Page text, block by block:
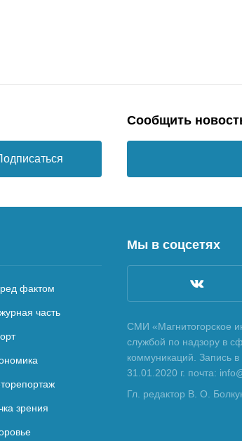
Сообщить
фактом
часть
зрения
Мы в соцсетях
СМИ «Магнитогорское
службой по надзору в
коммуникаций. Запись
31.01.2020 г. почта:
Гл. редактор В. О.